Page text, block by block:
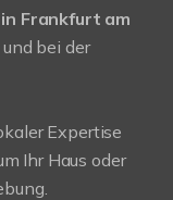
Frankfurt am
bei der
Expertise
Ihr Haus oder